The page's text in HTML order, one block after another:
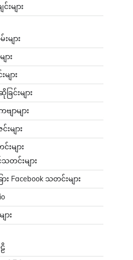
များ
ျား
ား
ျား
ြင်းများ
ျာများ
းများ
များ
တင်းများ
ား Facebook သတင်းများ
ား